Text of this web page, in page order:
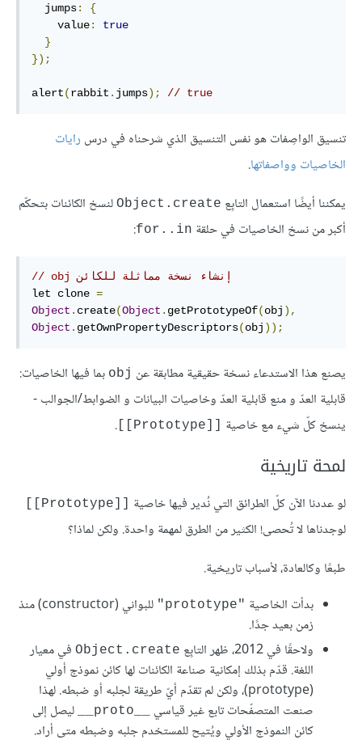
  jumps
:
{
    value
:
true
}
});
alert(rabbit . jumps); // true
تنسيق الواصِفات هو نفس التنسيق الذي شرحناه في درس رايات
الخاصيات وواصفاتها.
يمكننا أيضًا استعمال التابِع Object.create لنسخ الكائنات بتحكّم
أكبر من نسخ الخاصيات في حلقة for..in
:
// إنشاء نسخة مماثلة للكائن ‫obj
let clone =
Object . create(Object . getPrototypeOf(obj ),
Object . getOwnPropertyDescriptors(obj ));
يصنع هذا الاستدعاء نسخة حقيقية مطابقة عن obj بما فيها الخاصيات:
قابلية العدّ و منع قابلية العدّ وخاصيات البيانات و الضوابط/الجوالب -
ينسخ كلّ شيء مع خاصية
.
لمحة تاريخية
لو عددنا الآن كلّ الطرائق التي نُدير فيها خاصية
لوجدناها لا تُحصى! الكثير من الطرق لمهمة واحدة. ولكن لماذا؟
طبعًا وكالعادة، لأسباب تاريخية.
بدأت الخاصية "prototype"
للبواني (constructor) منذ
زمن بعيد جدًا.
ولاحقًا في 2012، ظهر التابِع
Object.create في معيار
اللغة. قدّم بذلك إمكانية صناعة الكائنات لها كائن نموذج أولي
(prototype)، ولكن لم تقدّم أيّ طريقة لجلبه أو ضبطه. لهذا
صنعت المتصفّحات تابع غير قياسي
ليصل إلى
كائن النموذج الأولي ويُتيح للمستخدم جلبه وضبطه متى أراد.